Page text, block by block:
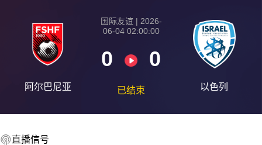
阿尔巴尼亚
国际友谊 | 2026-
06-04 02:00:00
0 0
已结束 以色列
直播信号